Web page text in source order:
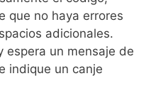
que no haya errores
adicionales.
espera un mensaje de
indique un canje